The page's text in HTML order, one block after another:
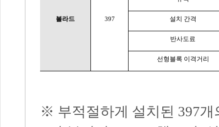
볼라드 397 설치 간격
반사도료
선형블록 이격거리
※ 부적절하게 설치된 397개